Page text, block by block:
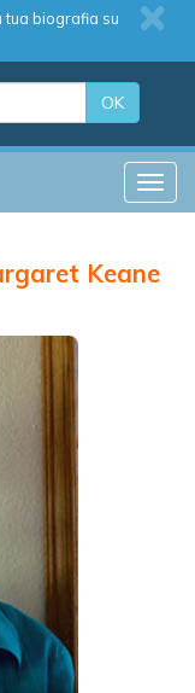
tua biografia su
OK
Keane